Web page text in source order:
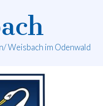
Weisbach im Odenwald